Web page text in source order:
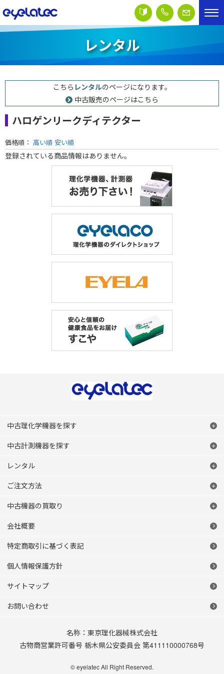
レンタル
こちら レンタルのページになります。
中古販売のページはこちら
ハロゲンリークディテクター
価格順： 高い順 安い順
登録されている商品情報はありません。
中古理化学機器を探す
中古計測機器を探す
レンタル
ご注文方法
中古機器の買取り
会社概要
特定商取引に基づく表記
個人情報保護方針
サイトマップ
お問い合わせ
名称：東京理化器械株式会社
古物商営業許可番号 栃木県公安委員会 第411110000768号
© eyelatec All Right Reserved.